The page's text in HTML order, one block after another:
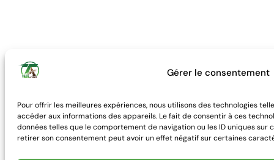
Gérer le consentement
Pour offrir les meilleures expériences, nous utilisons des technologies
accéder aux informations des appareils. Le fait de consentir à ces
données telles que le comportement de navigation ou les ID uniques sur
retirer son consentement peut avoir un effet négatif sur certaines